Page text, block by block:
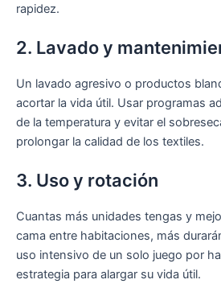
rapidez.
2. Lavado y
Un lavado agresivo o productos
acortar la vida útil. Usar programas
de la temperatura y evitar el
prolongar la calidad de los textiles.
3. Uso y rotación
Cuantas más unidades tengas y
cama entre habitaciones, más
uso intensivo de un solo juego por
estrategia para alargar su vida útil.